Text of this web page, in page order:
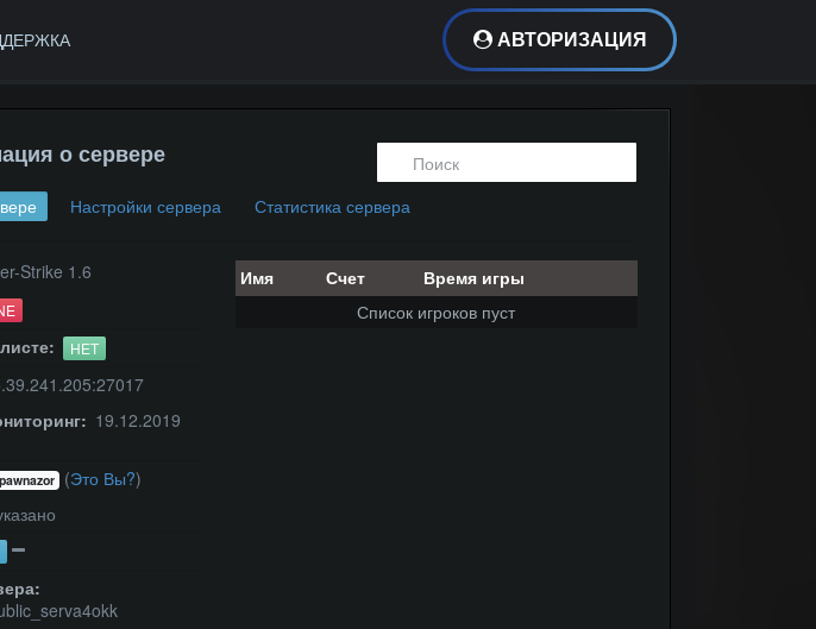
АВТОРИЗАЦИЯ
о сервере
Настройки сервера Статистика сервера
Strike 1.6
НЕТ
19.12.2019
(Это Вы?)
Имя Счет
Время игры
Список игроков пуст